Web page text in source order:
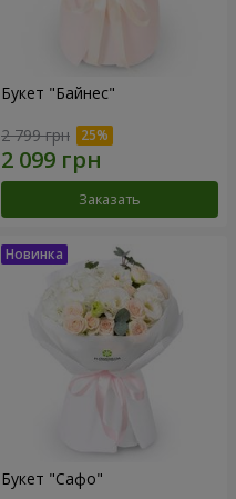
Букет "Байнес"
2 799 грн
Заказать
Букет "Сафо"